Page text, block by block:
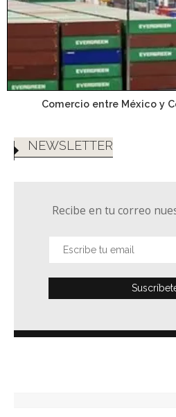
Comercio entre México y
NEWSLETTER
Recibe en tu correo